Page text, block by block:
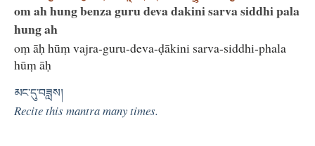
om ah hung benza guru deva dakini sarva siddhi pala
hung ah
oṃ āḥ hūṃ vajra-guru-deva-ḍākini sarva-siddhi-phala
hūṃ āḥ
མང་དུ་བཟླས།
Recite this mantra many times.